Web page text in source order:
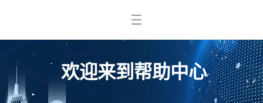
欢迎来到帮助中心